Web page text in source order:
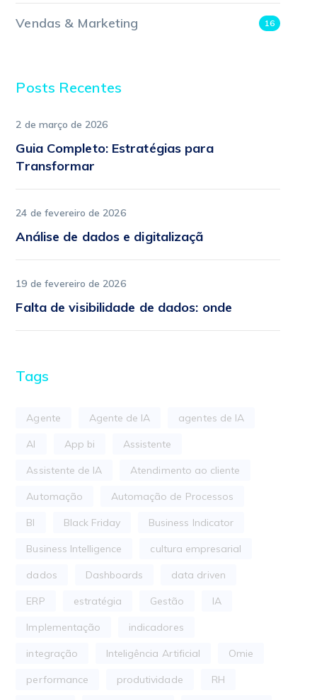
Vendas & Marketing 16
Posts Recentes
2 de março de 2026
Guia Completo: Estratégias para
Transformar
24 de fevereiro de 2026
Análise de dados e digitalizaçã
19 de fevereiro de 2026
Falta de visibilidade de dados: onde
Tags
Agente Agente de IA agentes de IA
AI App bi Assistente
Assistente de IA Atendimento ao cliente
Automação Automação de Processos
BI Black Friday Business Indicator
Business Intelligence cultura empresarial
dados Dashboards data driven
ERP estratégia Gestão IA
Implementação indicadores
integração Inteligência Artificial Omie
performance produtividade RH